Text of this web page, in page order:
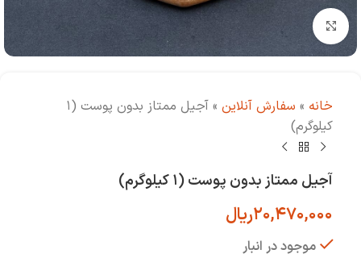
بزرگنمایی تصویر
خانه » سفارش آنلاین »
آجیل ممتاز بدون پوست (۱
کیلوگرم)
آجیل ممتاز بدون پوست (۱ کیلوگرم)
۲۰,۴۷۰,۰۰۰ریال
موجود در انبار